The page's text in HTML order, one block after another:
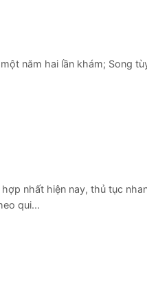
năm hai lần khám; Song
nhất hiện nay, thủ tục
qui...